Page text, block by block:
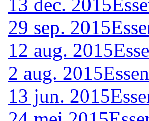
29 sep. 2015
12 aug. 2015
2 aug. 2015
13 jun. 2015